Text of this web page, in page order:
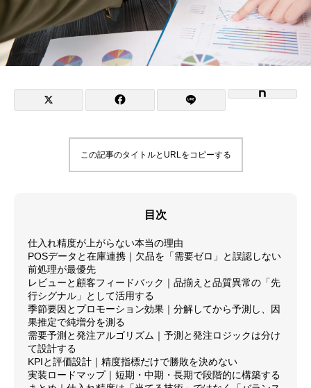
この記事のタイトルとURLをコピーする
目次
仕入れ精度が上がらない本当の理由
POSデータと在庫連携｜欠品を「需要ゼロ」と誤認しない
前処理が最優先
レビューと顧客フィードバック｜品揃えと品質異常の「先
行シグナル」として活用する
季節要因とプロモーション効果｜分解してから予測し、因
果推定で純増分を測る
需要予測と発注アルゴリズム｜予測と発注ロジックは分け
て設計する
KPIと評価設計｜精度指標だけで勝敗を決めない
実装ロードマップ｜短期・中期・長期で段階的に構築する